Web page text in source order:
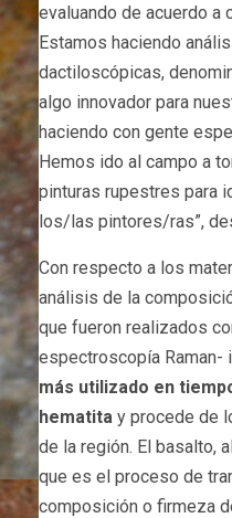
evaluando de acuerdo a
Estamos haciendo
dactiloscópicas,
algo innovador para
haciendo con gente
Hemos ido al campo a
pinturas rupestres para
los/las pintores/ras”,
Con respecto a los
análisis de la
que fueron realizados
espectroscopía Raman-
más utilizado en
hematita y procede de
de la región. El basalto,
que es el proceso de
composición o firmeza